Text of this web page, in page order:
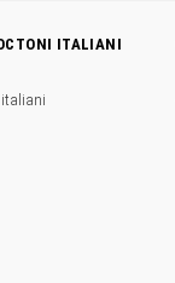
ITALIANI